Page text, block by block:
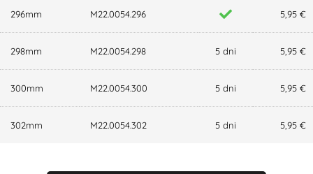
296mm M22.0054.296 5,95 €
298mm M22.0054.298 5 dni 5,95 €
300mm M22.0054.300 5 dni 5,95 €
302mm M22.0054.302 5 dni 5,95 €